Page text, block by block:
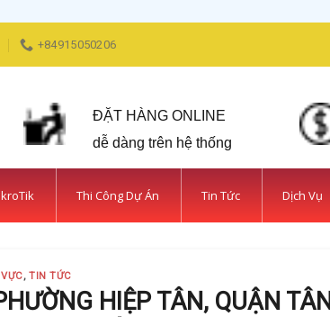
+84915050206
ĐẶT HÀNG ONLINE
dễ dàng trên hệ thống
Thi Công Dự Án Tin Tức Dịch Vụ
,TIN TỨC
HIỆP TÂN, QUẬN TÂN